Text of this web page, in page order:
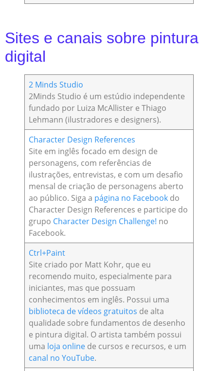
Sites e canais sobre pintura
digital
2 Minds Studio
2Minds Studio é um estúdio independente
fundado por Luiza McAllister e Thiago
Lehmann (ilustradores e designers).
Character Design References
Site em inglês focado em design de
personagens, com referências de
ilustrações, entrevistas, e com um desafio
mensal de criação de personagens aberto
ao público. Siga a página no Facebook do
Character Design References e participe do
grupo Character Design Challenge! no
Facebook.
Ctrl+Paint
Site criado por Matt Kohr, que eu
recomendo muito, especialmente para
iniciantes, mas que possuam
conhecimentos em inglês. Possui uma
biblioteca de vídeos gratuitos de alta
qualidade sobre fundamentos de desenho
e pintura digital. O artista também possui
uma loja online de cursos e recursos, e um
canal no YouTube.